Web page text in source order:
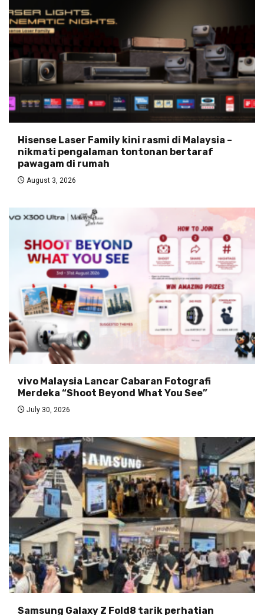
Hisense Laser Family kini rasmi di Malaysia –
nikmati pengalaman tontonan bertaraf
pawagam di rumah
August 3, 2026
vivo Malaysia Lancar Cabaran Fotografi
Merdeka “Shoot Beyond What You See”
July 30, 2026
Samsung Galaxy Z Fold8 tarik perhatian